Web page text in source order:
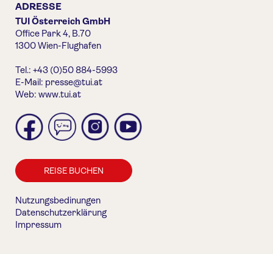
ADRESSE
TUI Österreich GmbH
Office Park 4, B.70
1300 Wien-Flughafen
Tel.: +43 (0)50 884-5993
E-Mail: presse@tui.at
Web: www.tui.at
REISE BUCHEN
Nutzungsbedinungen
Datenschutzerklärung
Impressum